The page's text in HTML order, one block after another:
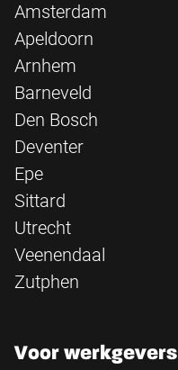
Amsterdam
Apeldoorn
Arnhem
Barneveld
Den Bosch
Deventer
Epe
Sittard
Utrecht
Veenendaal
Zutphen
Voor werkgevers